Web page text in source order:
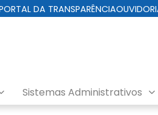
DA TRANSPARÊNCIA
Sistemas Administrativos